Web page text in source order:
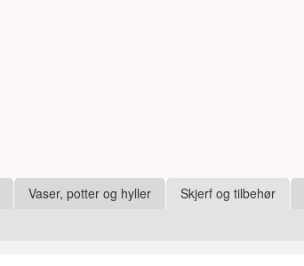
Vaser, potter og hyller Skjerf og tilbehør